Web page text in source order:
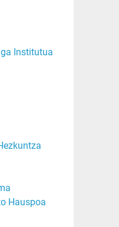
Institutua
Hauspoa